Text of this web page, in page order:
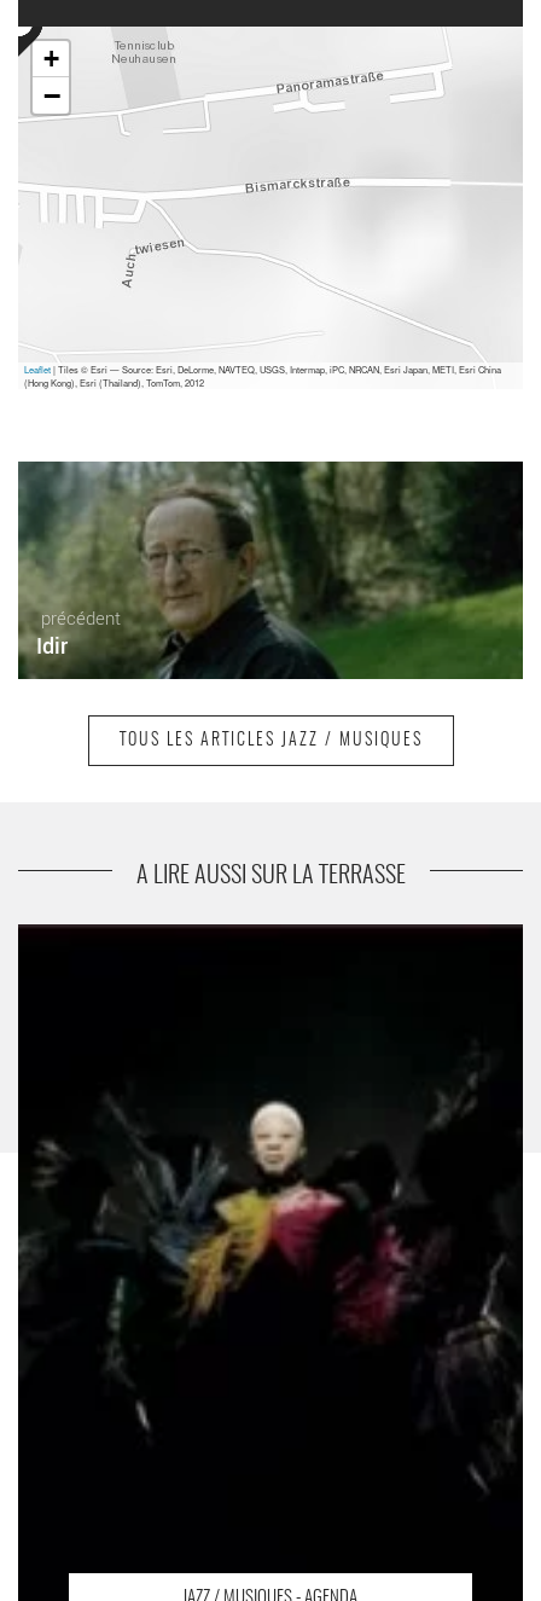
+
−
Leaflet| Tiles © Esri — Source: Esri, DeLorme, NAVTEQ, USGS, Intermap, iPC, NRCAN, Esri Japan, METI, Esri China
(Hong Kong), Esri (Thailand), TomTom, 2012
précédent
Idir
Etran Finatawa
TOUS LES ARTICLES JAZZ / MUSIQUES
A LIRE AUSSI SUR LA TERRASSE